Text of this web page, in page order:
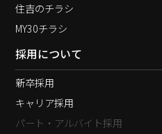
住吉のチラシ
MY30チラシ
採用について
新卒採用
キャリア採用
パート・アルバイト採用